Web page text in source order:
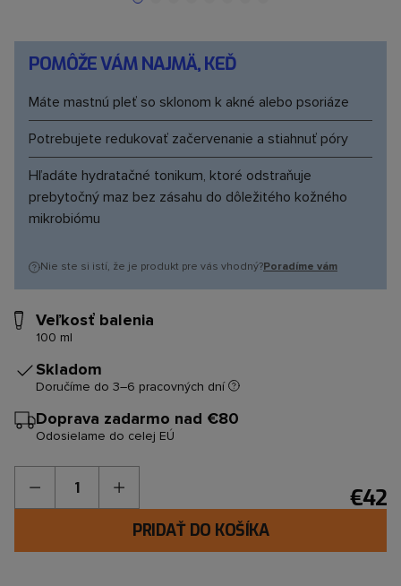
€42
PRIDAŤ DO KOŠÍKA
POMÔŽE VÁM NAJMÄ, KEĎ
máte mastnú pleť so sklonom k akné alebo psoriáze
potrebujete redukovať začervenanie a stiahnuť póry
hľadáte hydratačné tonikum, ktoré odstraňuje
prebytočný maz bez zásahu do dôležitého kožného
mikrobiómu
Nie ste si istí, že je produkt pre vás vhodný?Poradíme vám
Veľkosť balenia
100 ml
Skladom
Doručíme do 3–6 pracovných dní
Doprava zadarmo nad €80
Odosielame do celej EÚ